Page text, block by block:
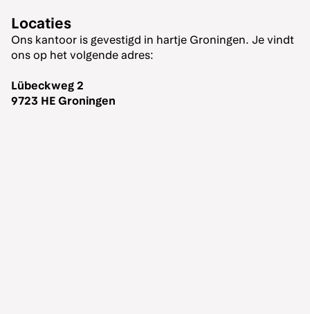
Locaties
Ons kantoor is gevestigd in hartje Groningen. Je vindt
ons op het volgende adres:
Lübeckweg 2
9723 HE Groningen